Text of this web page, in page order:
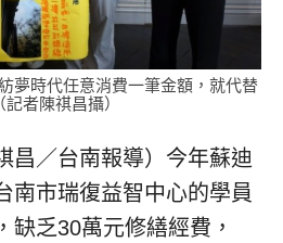
夢時代任意消費一筆金額，就代替
者陳祺昌攝）
昌／台南報導）今年蘇迪
南市瑞復益智中心的學員
缺乏30萬元修繕經費，